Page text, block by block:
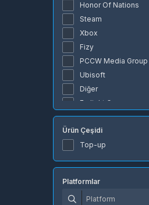
Honor Of Nations
Steam
Xbox
Fizy
PCCW Media Group
Ubisoft
Diğer
Farlight Games
joygame
Valve Corporation
JC Planet
PlayStation
NetEase Games
Grinding Gear Games
Ürün Çeşidi
Top-up
Platformlar